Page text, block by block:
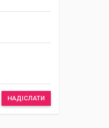
НАДІСЛАТИ